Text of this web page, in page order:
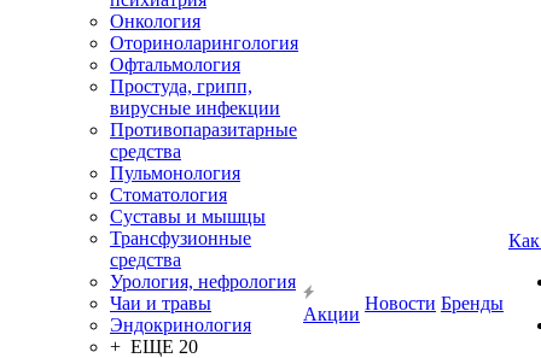
Онкология
Оториноларингология
Офтальмология
Простуда, грипп,
вирусные инфекции
Противопаразитарные
средства
Пульмонология
Стоматология
Суставы и мышцы
Трансфузионные
средства
Урология, нефрология
Чаи и травы
Эндокринология
+ ЕЩЕ 20
Акции
Новости Бренды